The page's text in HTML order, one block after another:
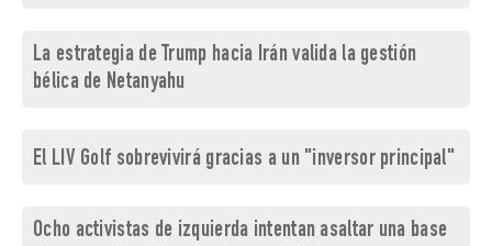
La estrategia de Trump hacia Irán valida la gestión
bélica de Netanyahu
El LIV Golf sobrevivirá gracias a un "inversor principal"
Ocho activistas de izquierda intentan asaltar una base